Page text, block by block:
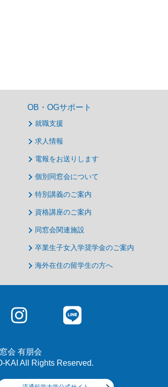
OB・OGサポート
就職支援
求人情報
電報をお送りします
個別同窓会について
特別講義のご案内
資格講座のご案内
同窓会関連施設
卒業生子女入学奨学金のご案内
海外在住の留学生の方へ
会 有朋会
KAI All Rights Reserved.